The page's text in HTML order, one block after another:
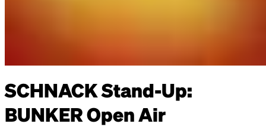
SCHNACK Stand-Up:
BUNKER Open Air